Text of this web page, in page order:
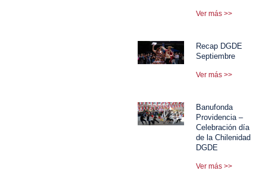
Ver más >>
Recap DGDE
Septiembre
Ver más >>
Banufonda
Providencia –
Celebración día
de la Chilenidad
DGDE
Ver más >>